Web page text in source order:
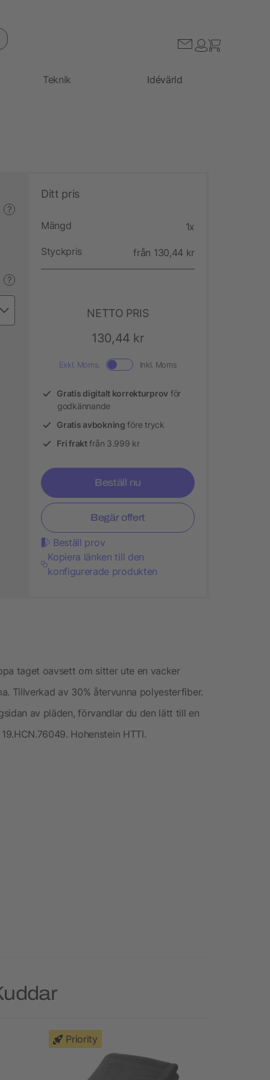
Teknik Idévärld
?
?
Ditt pris
Mängd 1x
Styckpris från 130,44 kr
NETTO PRIS
130,44 kr
Exkl. Moms. Inkl. Moms
Gratis digitalt korrekturprov för
godkännande
Gratis avbokning före tryck
Fri fraktfrån 3.999 kr
Beställ nu
Begär offert
Beställ prov
Kopiera länken till den
konfigurerade produkten
taget oavsett om sitter ute en vacker
Tillverkad av 30% återvunna polyesterfiber.
av pläden, förvandlar du den lätt till en
Hohenstein HTTI.
Priority